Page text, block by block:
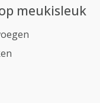
meukisleuk